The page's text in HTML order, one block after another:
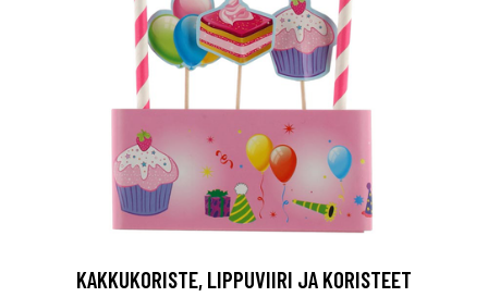
KAKKUKORISTE, LIPPUVIIRI JA KORISTEET